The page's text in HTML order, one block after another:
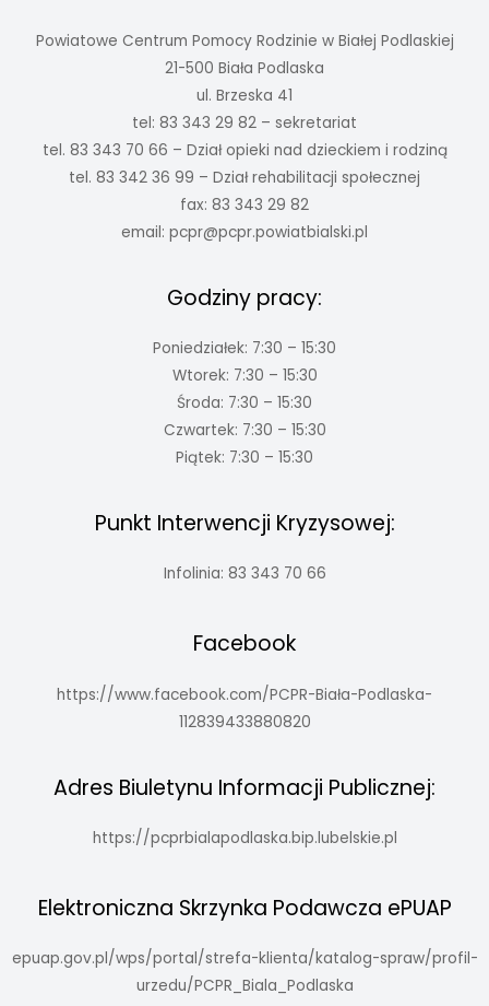
Powiatowe Centrum Pomocy Rodzinie w Białej Podlaskiej
21-500 Biała Podlaska
ul. Brzeska 41
tel: 83 343 29 82 – sekretariat
tel. 83 343 70 66 – Dział opieki nad dzieckiem i rodziną
tel. 83 342 36 99 – Dział rehabilitacji społecznej
fax: 83 343 29 82
email: pcpr@pcpr.powiatbialski.pl
Godziny pracy:
Poniedziałek: 7:30 – 15:30
Wtorek: 7:30 – 15:30
Środa: 7:30 – 15:30
Czwartek: 7:30 – 15:30
Piątek: 7:30 – 15:30
Punkt Interwencji Kryzysowej:
Infolinia: 83 343 70 66
Facebook
https://www.facebook.com/PCPR-Biała-Podlaska-
112839433880820
Adres Biuletynu Informacji Publicznej:
https://pcprbialapodlaska.bip.lubelskie.pl
Elektroniczna Skrzynka Podawcza ePUAP
epuap.gov.pl/wps/portal/strefa-klienta/katalog-spraw/profil-
urzedu/PCPR_Biala_Podlaska